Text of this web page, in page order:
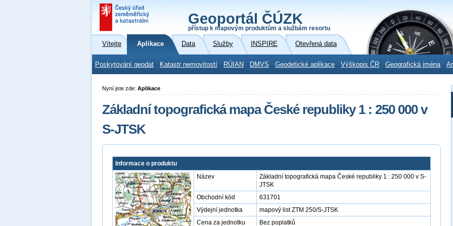
Geoportál ČÚZK
přístup k mapovým produktům a službám resortu
Vítejte Aplikace Data Služby INSPIRE Otevřená data
Poskytování geodat Katastr nemovitostí RÚIAN DMVS Geodetické aplikace Výškopis ČR Geografická jména
Nyní jste zde: Aplikace
Základní topografická mapa České republiky 1 : 250 000 v
S-JTSK
Informace o produktu
Název
Základní topografická mapa České republiky 1 : 250 000 v S-
JTSK
Obchodní kód
631701
Výdejní jednotka
mapový list ZTM 250/S-JTSK
Cena za jednotku
Bez poplatků